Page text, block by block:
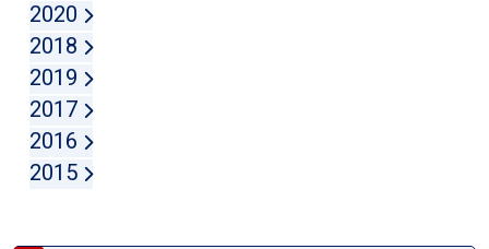
2020
2018
2019
2017
2016
2015